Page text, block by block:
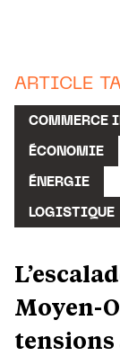
ARTICLE
COMMERCE
ÉCONOMIE
ÉNERGIE
LOGISTIQUE
Moyen-